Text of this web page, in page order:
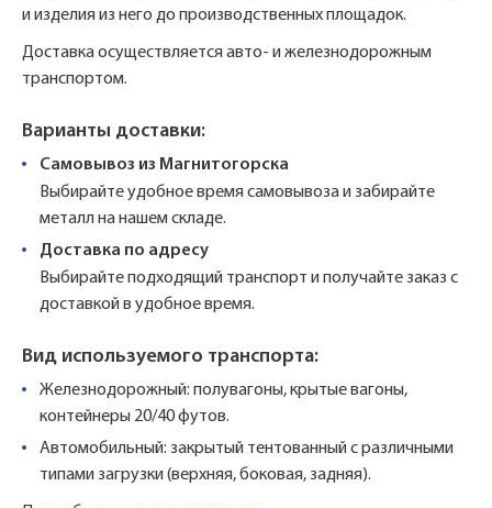
и изделия из него до производственных площадок.
Доставка осуществляется авто- и железнодорожным
транспортом.
Варианты доставки:
Самовывоз из Магнитогорска
Выбирайте удобное время самовывоза и забирайте
металл на нашем складе.
Доставка по адресу
Выбирайте подходящий транспорт и получайте заказ с
доставкой в удобное время.
Вид используемого транспорта:
Железнодорожный: полувагоны, крытые вагоны,
контейнеры 20/40 футов.
Автомобильный: закрытый тентованный с различными
типами загрузки (верхняя, боковая, задняя).